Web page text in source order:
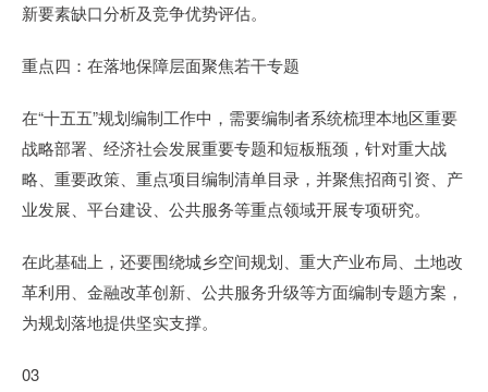
新要素缺口分析及竞争优势评估。
重点四：在落地保障层面聚焦若干专题
在“十五五”规划编制工作中，需要编制者系统梳理本地区重要
战略部署、经济社会发展重要专题和短板瓶颈，针对重大战
略、重要政策、重点项目编制清单目录，并聚焦招商引资、产
业发展、平台建设、公共服务等重点领域开展专项研究。
在此基础上，还要围绕城乡空间规划、重大产业布局、土地改
革利用、金融改革创新、公共服务升级等方面编制专题方案，
为规划落地提供坚实支撑。
03